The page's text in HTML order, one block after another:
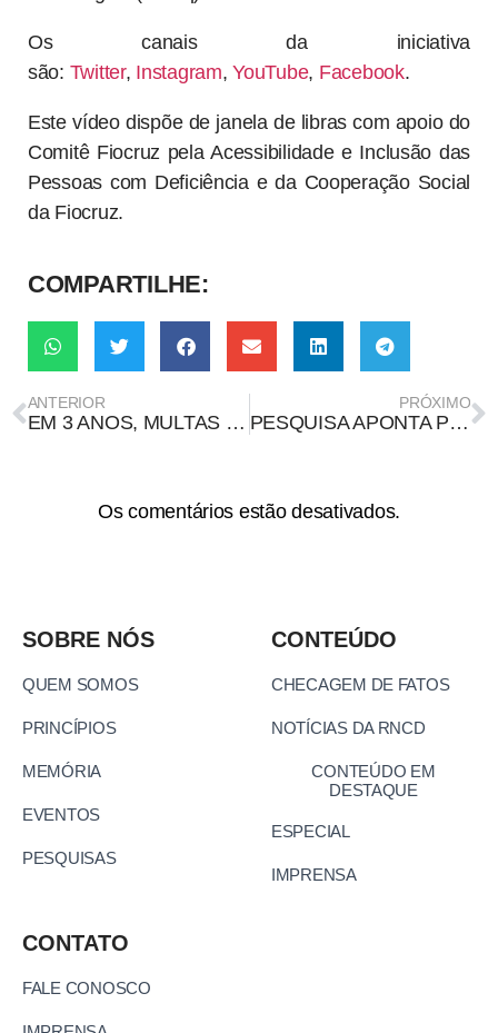
Os canais da iniciativa
são: Twitter, Instagram,YouTube, Facebook.
Este vídeo dispõe de janela de libras com apoio do
Comitê Fiocruz pela Acessibilidade e Inclusão das
Pessoas com Deficiência e da Cooperação Social
da Fiocruz.
COMPARTILHE:
ANTERIOR
EM 3 ANOS, MULTAS CAEM 39% E DESMATAMENTO SOBE 53%
PRÓXIMO
PESQUISA APONTA PRINCIPAIS DIFICULDADES ENFRENTADAS NOS TRÊS PRIMEIROS DIAS DE AMAMENTAÇÃO
Os comentários estão desativados.
SOBRE NÓS
QUEM SOMOS
PRINCÍPIOS
MEMÓRIA
EVENTOS
PESQUISAS
CONTEÚDO
CHECAGEM DE FATOS
NOTÍCIAS DA RNCD
CONTEÚDO EM
DESTAQUE
ESPECIAL
IMPRENSA
CONTATO
FALE CONOSCO